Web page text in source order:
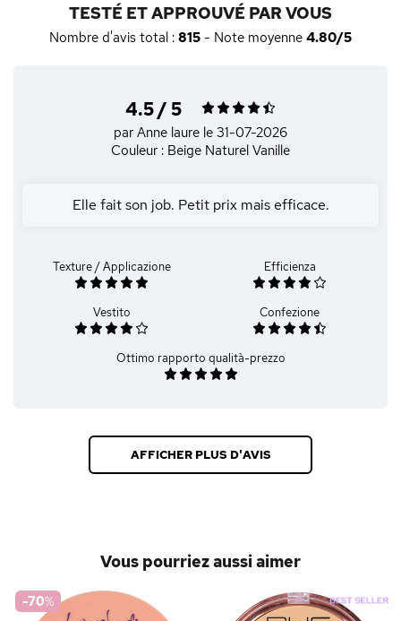
TESTÉ ET APPROUVÉ PAR VOUS
Nombre d'avis total : 815 - Note moyenne 4.80/5
4.5 / 5
par Anne laure le 31-07-2026
Couleur : Beige Naturel Vanille
Elle fait son job. Petit prix mais efficace.
Texture / Applicazione Efficienza
Vestito Confezione
Ottimo rapporto qualità-prezzo
AFFICHER PLUS D'AVIS
Vous pourriez aussi aimer
-70%